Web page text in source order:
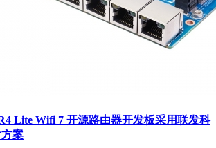
Lite Wifi 7 开源路由器开发板采用联发科
案